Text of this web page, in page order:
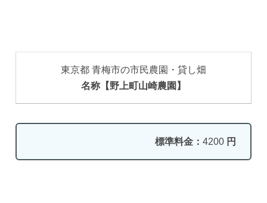
東京都 青梅市の市民農園・貸し畑
名称【野上町山崎農園】
標準料金： 4200 円